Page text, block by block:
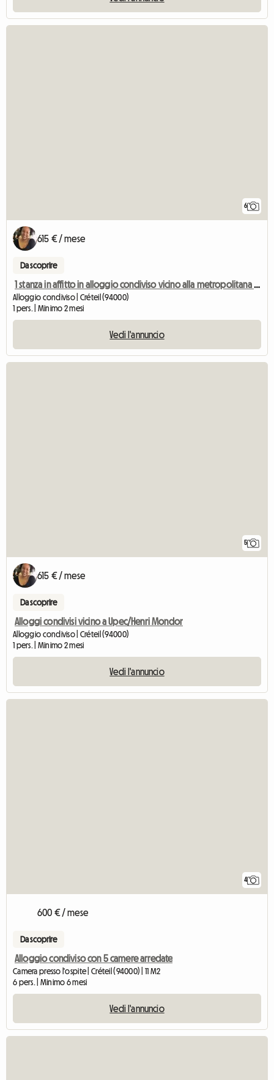
6
615 € / mese
Da scoprire
1 stanza in affitto in alloggio condiviso vicino alla metropolitana 8 - Créteil
Alloggio condiviso | Créteil (94000)
1 pers. | Minimo 2 mesi
Vedi l'annuncio
5
615 € / mese
Da scoprire
Alloggi condivisi vicino a Upec/Henri Mondor
Alloggio condiviso | Créteil (94000)
1 pers. | Minimo 2 mesi
Vedi l'annuncio
4
600 € / mese
Da scoprire
Alloggio condiviso con 5 camere arredate
Camera presso l'ospite | Créteil (94000) | 11 M2
6 pers. | Minimo 6 mesi
Vedi l'annuncio